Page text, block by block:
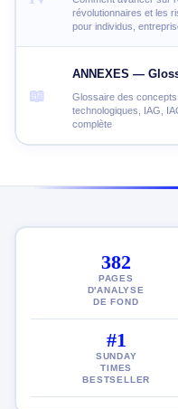
révolutionnaires et les
pour individus,
📖
ANNEXES —
Glossaire des
technologiques, IAG,
complète
382
PAGES
D'ANALYSE
DE FOND
#1
SUNDAY
TIMES
BESTSELLER